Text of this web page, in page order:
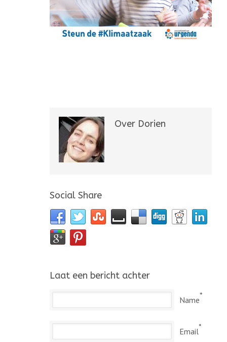
Over Dorien
Social Share
Laat een bericht achter
Name*
Email*